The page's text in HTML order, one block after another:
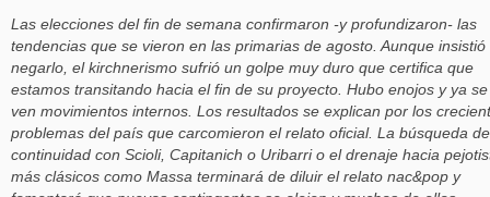
Las elecciones del fin de semana confirmaron -y profundizaron- las
tendencias que se vieron en las primarias de agosto. Aunque insistió
negarlo, el kirchnerismo sufrió un golpe muy duro que certifica que
estamos transitando hacia el fin de su proyecto. Hubo enojos y ya se
ven movimientos internos. Los resultados se explican por los
problemas del país que carcomieron el relato oficial. La búsqueda de
continuidad con Scioli, Capitanich o Uribarri o el drenaje hacia
más clásicos como Massa terminará de diluir el relato nac&pop y